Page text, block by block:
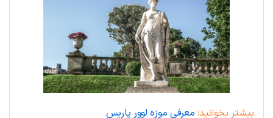
بیشتر بخوانید: معرفی موزه لوور پاریس